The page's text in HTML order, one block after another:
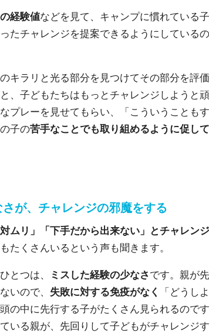
経験値などを見て、キャンプに慣れている
たチャレンジを提案できるようにしている
キラリと光る部分を見つけてその部分を評
、子どもたちはもっとチャレンジしようと
プレーを見せてもらい、「こういうことも
子の苦手なことでも取り組めるように促し
が、チャレンジの邪魔をする
ムリ」「下手だから出来ない」とチャレン
たくさんいるという声も聞きます。
とつは、 ミスした経験の少なさです。親が
いので、 失敗に対する免疫がなく
「どうし
の中に先行する子がたくさん見られるので
いる親が、先回りして子どもがチャレンジ